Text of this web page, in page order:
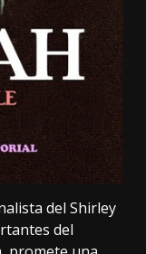
del Shirley
del